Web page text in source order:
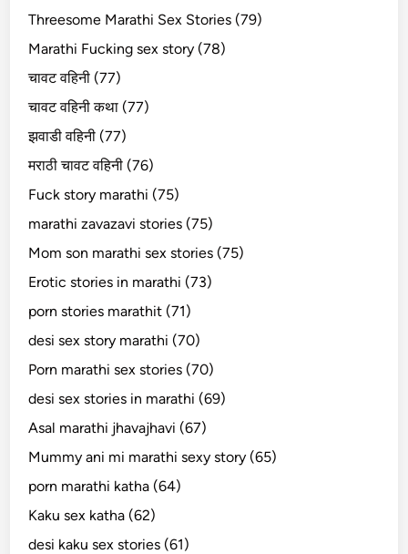
Threesome Marathi Sex Stories (79)
Marathi Fucking sex story (78)
चावट वहिनी (77)
चावट वहिनी कथा (77)
झवाडी वहिनी (77)
मराठी चावट वहिनी (76)
Fuck story marathi (75)
marathi zavazavi stories (75)
Mom son marathi sex stories (75)
Erotic stories in marathi (73)
porn stories marathit (71)
desi sex story marathi (70)
Porn marathi sex stories (70)
desi sex stories in marathi (69)
Asal marathi jhavajhavi (67)
Mummy ani mi marathi sexy story (65)
porn marathi katha (64)
Kaku sex katha (62)
desi kaku sex stories (61)